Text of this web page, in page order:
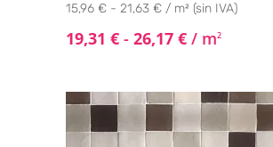
15,96 € - 21,63 € / m² (sin IVA)
19,31 € - 26,17 € / m2